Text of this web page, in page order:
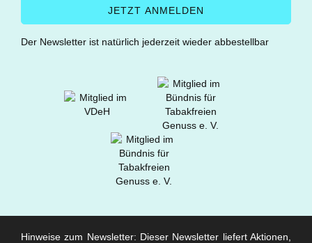
Der Newsletter ist natürlich jederzeit wieder abbestellbar
Hinweise zum Newsletter: Dieser Newsletter liefert Aktionen,